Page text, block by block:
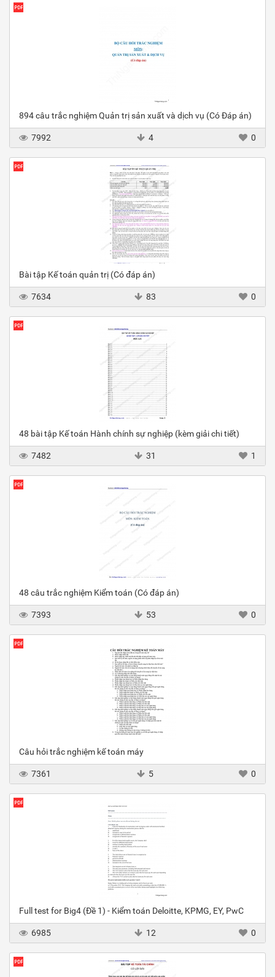
894 câu trắc nghiệm Quản trị sản xuất và dịch vụ (Có Đáp án)
7992 4 0
Bài tập Kế toán quản trị (Có đáp án)
7634 83 0
48 bài tập Kế toán Hành chính sự nghiệp (kèm giải chi tiết)
7482 31 1
48 câu trắc nghiệm Kiểm toán (Có đáp án)
7393 53 0
Câu hỏi trắc nghiệm kế toán máy
7361 5 0
Full test for Big4 (Đề 1) - Kiểm toán Deloitte, KPMG, EY, PwC
6985 12 0